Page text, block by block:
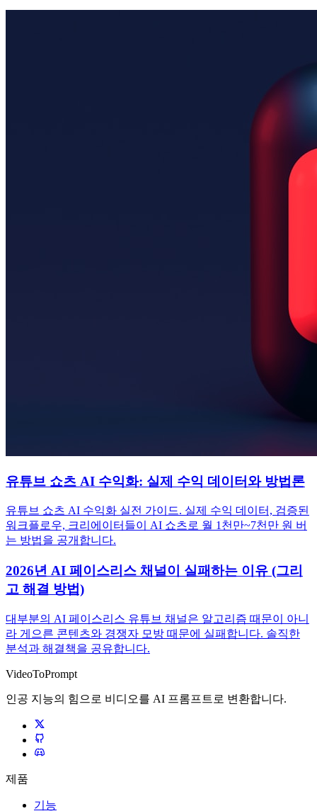
유튜브 쇼츠 AI 수익화: 실제 수익 데이터와 방법론
유튜브 쇼츠 AI 수익화 실전 가이드. 실제 수익 데이터, 검증된
워크플로우, 크리에이터들이 AI 쇼츠로 월 1천만~7천만 원 버
는 방법을 공개합니다.
2026년 AI 페이스리스 채널이 실패하는 이유 (그리
고 해결 방법)
대부분의 AI 페이스리스 유튜브 채널은 알고리즘 때문이 아니
라 게으른 콘텐츠와 경쟁자 모방 때문에 실패합니다. 솔직한
분석과 해결책을 공유합니다.
VideoToPrompt
인공 지능의 힘으로 비디오를 AI 프롬프트로 변환합니다.
제품
기능